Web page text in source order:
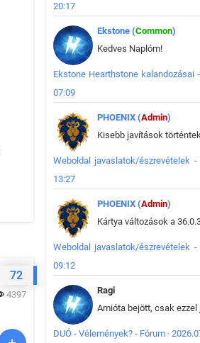
72
4397
20:17
Ekstone (Common)
Kedves Naplóm!
Ekstone Hearthstone kalandozásai
07:09
PHOENIX (Admin)
Kisebb javítások
Weboldal javaslatok/észrevételek -
13:27
PHOENIX (Admin)
Weboldal javaslatok/észrevételek -
09:12
Ragi
DUÓ - Vélemények? - Fórum ·